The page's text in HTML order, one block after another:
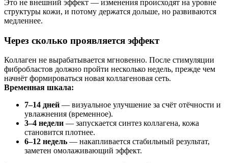
Это не внешний эффект — изменения происходят на уровне
структуры кожи, и потому держатся дольше, но развиваются
медленнее.
Через сколько проявляется эффект
Коллаген не вырабатывается мгновенно. После стимуляции
фибробластов должно пройти несколько недель, прежде чем
начнёт формироваться новая коллагеновая сеть.
Временная шкала:
7–14 дней — визуальное улучшение за счёт отёчности и
увлажнения (временное).
3–4 недели — запускается синтез коллагена, кожа
становится плотнее.
6–12 недель — накапливается стабильный результат,
заметен омолаживающий эффект.